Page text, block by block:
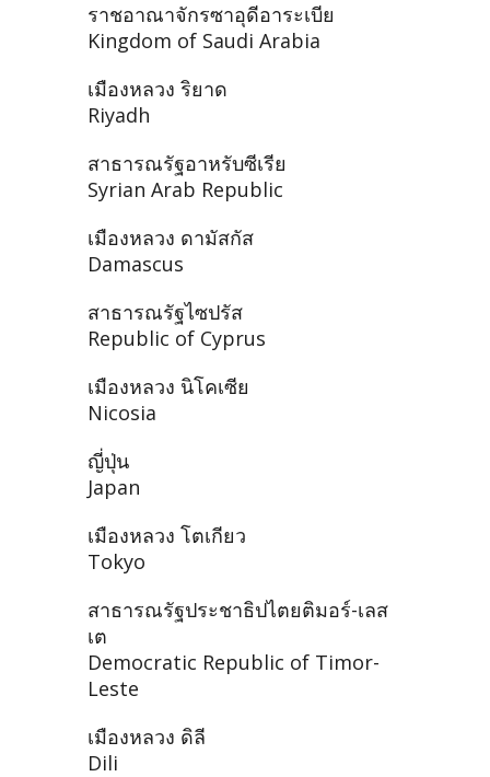
ราชอาณาจักรซาอุดีอาระเบีย
Kingdom of Saudi Arabia
เมืองหลวง ริยาด
Riyadh
สาธารณรัฐอาหรับซีเรีย
Syrian Arab Republic
เมืองหลวง ดามัสกัส
Damascus
สาธารณรัฐไซปรัส
Republic of Cyprus
เมืองหลวง นิโคเซีย
Nicosia
ญี่ปุ่น
Japan
เมืองหลวง โตเกียว
Tokyo
สาธารณรัฐประชาธิปไตยติมอร์-เลส
เต
Democratic Republic of Timor-
Leste
เมืองหลวง ดิลี
Dili